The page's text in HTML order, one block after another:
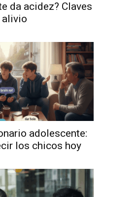
da acidez? Claves
alivio
adolescente:
los chicos hoy